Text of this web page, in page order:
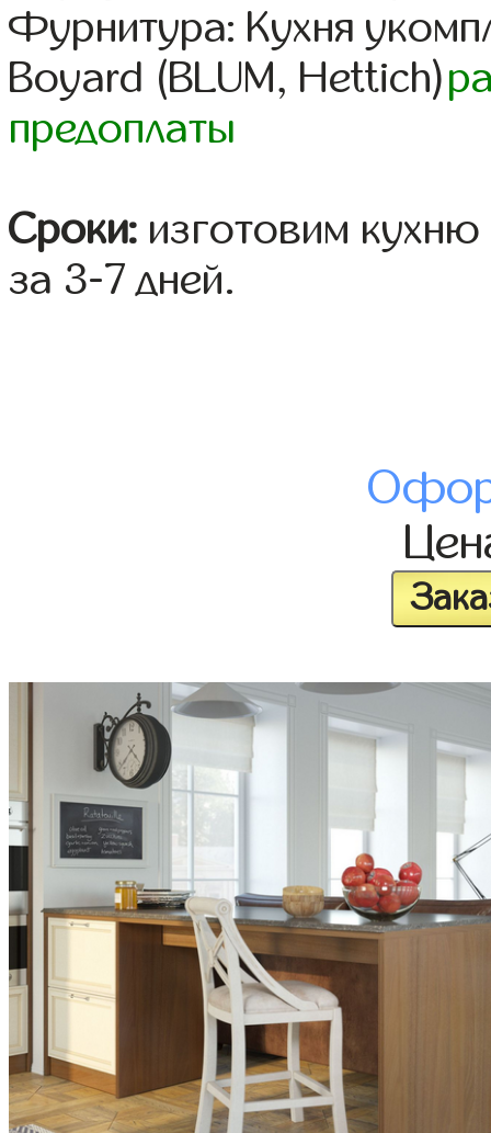
Фурнитура: Кухня
Boyard (BLUM, Hettich)
предоплаты
Сроки: изготовим
за 3-7 дней.